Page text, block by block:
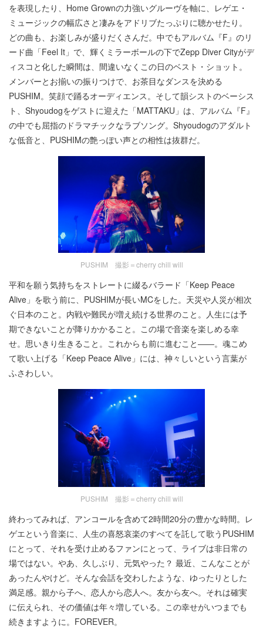
を表現したり、Home Grownの力強いグルーヴを軸に、レゲエ・
ミュージックの幅広さと凄みをアドリブたっぷりに聴かせたり。
どの曲も、お楽しみが盛りだくさんだ。中でもアルバム『F』のリ
ード曲「Feel It」で、輝くミラーボールの下でZepp Diver Cityがデ
ィスコと化した瞬間は、間違いなくこの日のベスト・ショット。
メンバーとお揃いの振りつけで、お茶目なダンスを決める
PUSHIM。笑顔で踊るオーディエンス。そして韻シストのベーシス
ト、Shyoudogをゲストに迎えた「MATTAKU」は、アルバム『F』
の中でも屈指のドラマチックなラブソング。Shyoudogのアダルト
な低音と、PUSHIMの艶っぽい声との相性は抜群だ。
PUSHIM 撮影＝cherry chill will
平和を願う気持ちをストレートに綴るバラード「Keep Peace
Alive」を歌う前に、PUSHIMが長いMCをした。天災や人災が相次
ぐ日本のこと。内戦や難民が増え続ける世界のこと。人生には予
期できないことが降りかかること。この場で音楽を楽しめる幸
せ。思いきり生きること。これからも前に進むこと――。魂こめ
て歌い上げる「Keep Peace Alive」には、神々しいという言葉が
ふさわしい。
PUSHIM 撮影＝cherry chill will
終わってみれば、アンコールを含めて2時間20分の豊かな時間。レ
ゲエという音楽に、人生の喜怒哀楽のすべてを託して歌うPUSHIM
にとって、それを受け止めるファンにとって、ライブは非日常の
場ではない。やあ、久しぶり、元気やった？ 最近、こんなことが
あったんやけど。そんな会話を交わしたような、ゆったりとした
満足感。親から子へ、恋人から恋人へ。友から友へ。それは確実
に伝えられ、その価値は年々増している。この幸せがいつまでも
続きますように。FOREVER。